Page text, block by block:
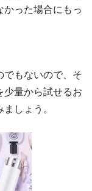
かった場合にもっ
でもないので、そ
少量から試せるお
しょう。